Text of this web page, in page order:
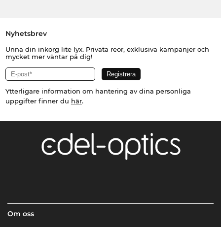
Nyhetsbrev
Unna din inkorg lite lyx. Privata reor, exklusiva kampanjer och
mycket mer väntar på dig!
Ytterligare information om hantering av dina personliga
uppgifter finner du här.
Om oss